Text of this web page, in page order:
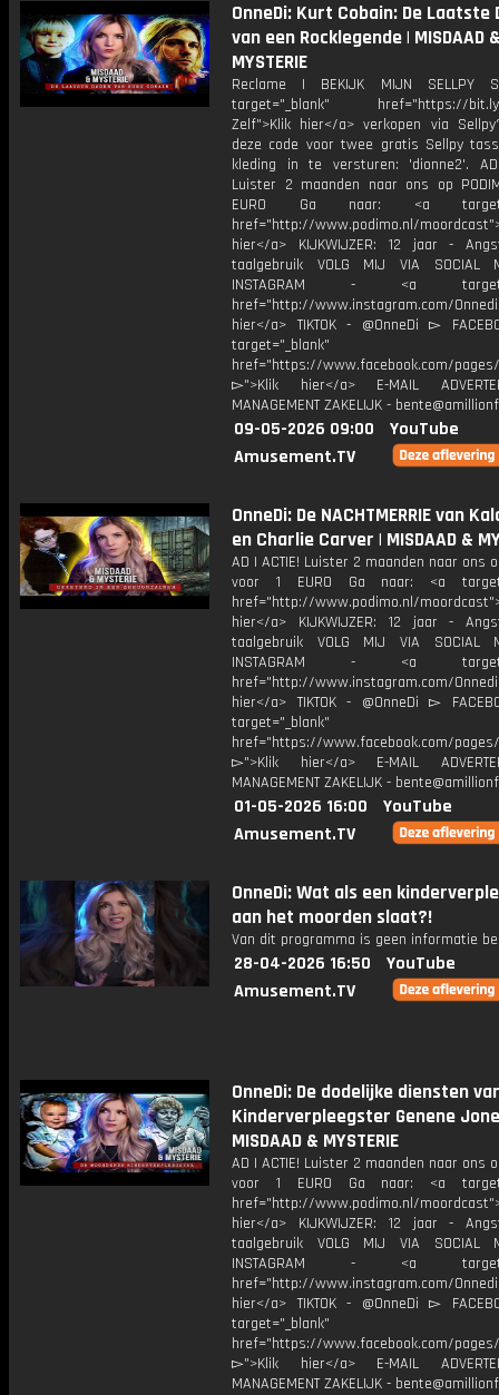
OnneDi: Kurt Cobain: De Laatste
van een Rocklegende | MISDAAD
MYSTERIE
Reclame | BEKIJK MIJN SELLPY
target="_blank" href="https://bit.ly/
Zelf">Klik hier</a> verkopen via
deze code voor twee gratis Sellpy
kleding in te versturen: 'dionne2'.
Luister 2 maanden naar ons op
EURO Ga naar: <a
href="http://www.podimo.nl/
hier</a> KIJKWIJZER: 12 jaar -
taalgebruik VOLG MIJ VIA SOCIAL
INSTAGRAM - <a
href="http://www.instagram.com/
hier</a> TIKTOK - @OnneDi ▻
target="_blank"
href="https://www.facebook.com/pages/
▻">Klik hier</a> E-MAIL
MANAGEMENT ZAKELIJK -
09-05-2026 09:00
YouTube
Amusement.TV
OnneDi: De NACHTMERRIE van
en Charlie Carver | MISDAAD &
AD | ACTIE! Luister 2 maanden naar ons
voor 1 EURO Ga naar: <a
href="http://www.podimo.nl/
hier</a> KIJKWIJZER: 12 jaar -
taalgebruik VOLG MIJ VIA SOCIAL
INSTAGRAM - <a
href="http://www.instagram.com/
hier</a> TIKTOK - @OnneDi ▻
target="_blank"
href="https://www.facebook.com/pages/
▻">Klik hier</a> E-MAIL
MANAGEMENT ZAKELIJK -
01-05-2026 16:00
YouTube
Amusement.TV
OnneDi: Wat als een
aan het moorden slaat?!
Van dit programma is geen informatie
28-04-2026 16:50
YouTube
Amusement.TV
OnneDi: De dodelijke diensten
Kinderverpleegster Genene
MISDAAD & MYSTERIE
AD | ACTIE! Luister 2 maanden naar ons
voor 1 EURO Ga naar: <a
href="http://www.podimo.nl/
hier</a> KIJKWIJZER: 12 jaar -
taalgebruik VOLG MIJ VIA SOCIAL
INSTAGRAM - <a
href="http://www.instagram.com/
hier</a> TIKTOK - @OnneDi ▻
target="_blank"
href="https://www.facebook.com/pages/
▻">Klik hier</a> E-MAIL
MANAGEMENT ZAKELIJK -